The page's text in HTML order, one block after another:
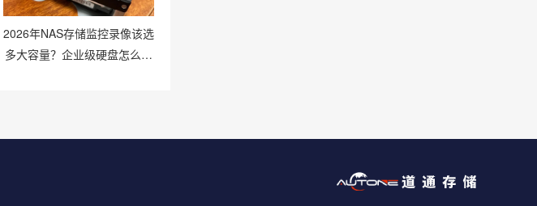
2026年NAS存储监控录像该选
多大容量？企业级硬盘怎么搭